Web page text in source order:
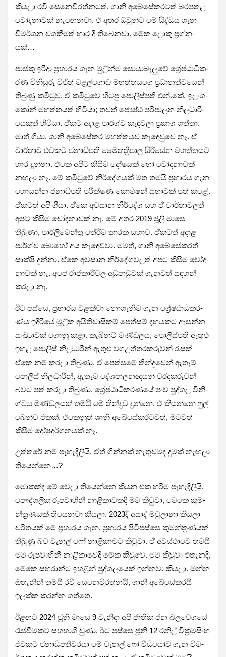
කියලා රවී සෙනෙ­වි­ර­ත්න­ටත්, ශානි අබේ­සේ­ක­ර­ටත් බර­ප­තළ
චෝද­නා­වක් නැඟෙ­නවා. ඒ අතර ඔවුන්ට මේ සිද්ධිය ගැන
විම­ර්ශන වග­කී­මත් භාර දී තිබෙ­නවා. මේක ලොකු ප්‍රශ්න­
යක්…
පාස්කු ඉරිදා ප්‍රහා­රය ගැන මුලින්ම සොයා­බැ­ලුවේ ශ්‍රේෂ්ඨා­ධි­ක­
රණ විනි­සුරු විජිත් මළ­ල්ගොඩ මහ­ත්ත­යගෙ ප්‍රධා­න­ත්ව­යෙන්
තිබුණු කමි­ටුව. ඒ කමි­ටුවෙ හිටපු පොලි­ස්පති එන්.කේ. ඉලං­ග­
කෝන් මහ­ත්ත­යත් හිටියා; තවත් ජ්‍යෙෂ්ඨ පරි­පා­ලන නිල­ධා­රි­
යෙ­කුත් හිටියා. ඒකට අදාළ පාර්ශ්ව කැඳ­වලා ප්‍රකාශ ගත්තා.
මාත් ගියා. ශානි අබේ­සේ­කර මහ­ත්ත­යව කැඳෙ­වුවෙ නෑ. ඒ
වාර්තාව එව­කට ජනා­ධි­පති මෛතත්‍රීපාල සිරි­සේන මහ­ත්ත­යට
භාර දුන්නා. ඒකෙ අපිට කිසිම දෝෂ­යක් හෝ චෝද­නා­වක්
නඟලා නෑ. මේ කමි­ටුවේ නිර්දේ­ශ­යක් මත තමයි ප්‍රහා­රය ගැන
හොයන්න ජනා­ධි­පති පරී­ක්ෂණ කොමි­ෂන් සභා­වක් පත් කළේ.
ඒක­ටත් අපි ගියා. ඒකෙ අව­සාන නිර්දේශ සහ ඒ වාර්තා­ව­ලත්
අපට කිසිම චෝද­නා­වක් නෑ. මේ අතර 2019 ජූලි මාසෙ
තිබුණා, පාර්ලි­මේන්තු තේරීම් කාරක සභාව. ඒක­ටත් අදාළ
පාර්ශ්ව බොහෝ අය කැඳෙව්වා. මමත්, ශානි අබේ­සේ­ක­රත්
සාක්ෂි දුන්නා. ඒකෙ අව­සාන නිර්දේ­ශ­ව­ලත් අපට කිසිම චෝද­
නා­වක් නෑ. අපේ රාජ­කා­රි­වල අඩු­පා­ඩු­වක් ගැන­වත් සඳ­හන්
කරලා නෑ.
ඊට පස්සෙ, ප්‍රහා­රය වළක්වා නොගැ­නීම ගැන ශ්‍රේෂ්ඨා­ධි­ක­ර­
ණය ඉදි­රියේ මූලික අයි­ති­වා­සි­කම් පෙත්සම් දහ­ය­කට ආසන්න
සංඛ්‍යා­වක් ගොනු කළා. කැබි­නට් මණ්ඩ­ලය, පොලි­ස්පති ඇතුළු
ඉහළ පොලිස් නිල­ධා­රීන් ඇතුළු වග­උ­ත්ත­ර­ක­රු­වන් රැසක්
ඒකෙ නම් කරලා තිබුණා. ඒ පෙත්සමේ තීන්දු­වෙන් ඇතැම්
පොලිස් නිල­ධා­රීන්, ඇතැම් දේශ­පා­ල­න­ඥ­යන් වර­ද­ක­රු­වන්
බවට පත් කරලා තිබුණා. ශ්‍රේෂ්ඨා­ධි­ක­ර­ණයේ පංච පුද්ගල විනි­
ශ්චය මණ්ඩ­ල­යක් තමයි මේ තීන්දුව දුන්නෙ. ඒ කියන්නෙ ෆුල්
බෙන්ච් එකක්. ඒකෙ­නුත් ශානි අබේ­සේ­ක­ර­ට­වත්, මට­වත්
කිසිම දෝෂ­ද­ර්ශ­න­යක් නෑ.
උත්තරේ නම් පැහැ­දි­ලියි. ඒත් ගින්නක් නැතු­ව­මද දුමක් නැඟලා
තියෙන්නෙ…?
මොකක්ද මේ වෙලා තියෙන්නෙ කියන එක හරිම පැහැ­දි­ලියි.
පෞද්ග­ලික රූප­වා­හිනී නාළි­කා­ව­කදි මම කිවුවා, මේකෙ කුම­
න්ත්‍ර­ණ­යක් තියෙ­නවා කියලා. 2023දි අසාද් මවු­ලානා කියලා
චරි­ත­යක් මේ ප්‍රහා­රය ගැන, ප්‍රහා­රය පිටි­පස්සෙ කුම­න්ත්‍ර­ණ­යක්
තිබුණු බව චැනල් ෆෝ නාළි­කා­වට කිවුවා. ඒ අව­ස්ථාවෙ තමයි
මම රූප­වා­හිනී නාළි­කා­වෙදි මේක කිවුවෙ. මම කිවුවා එතැ­නදි,
මේකෙ සහ­රාන්ට ඉහ­ළින් පුද්ග­ල­යෙක් ඉන්නවා කියලා. ඔන්න
ඔතැ­නින් තමයි රවී සෙනෙ­වි­ර­ත්නයි, ශානි අබේ­සේ­ක­රයි
ඉලක්ක කරන්න ගත්තෙ.
ඊළ­ඟට 2024 ජූනි මාසෙ 9 වැනිදා අපි ජාතික ජන බල­වේ­ගයේ
රැස්වී­ම­කට සහ­භාගි වුණා. ඊට පස්සෙ ජූනි 12 රනිල් වික්‍ර­ම­සිංහ
එව­කට ජනා­ධි­ප­ති­ව­රයා මේ චැනල් ෆෝ වීඩි­යෝව ගැන විම­